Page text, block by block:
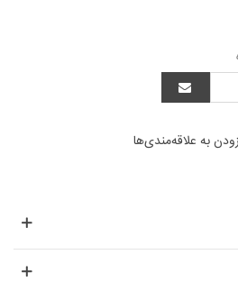
به علاقه‌مندی‌ها